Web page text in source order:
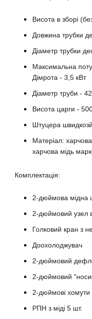
Висота в зборі
Довжина трубки
Діаметр трубки
Максимальна
Дімрота - 3,5 кВт
Діаметр труби -
Висота царги -
Штуцера
Матеріал:
харчова мідь
Комплектація:
2-дюймова мідна
2-дюймовий узел
Голковий кран з
Доохолоджувач
2-дюймовий
2-дюймовий
2-дюймові
РПН з міді 5 шт.